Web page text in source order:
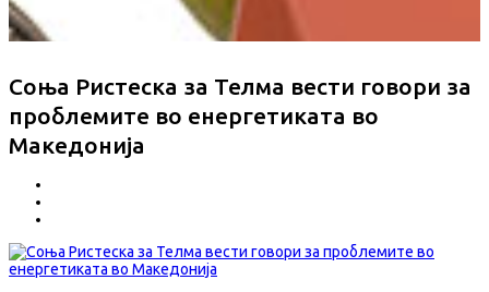
Соња Ристеска за Телма вести говори за
проблемите во енергетиката во
Македонија